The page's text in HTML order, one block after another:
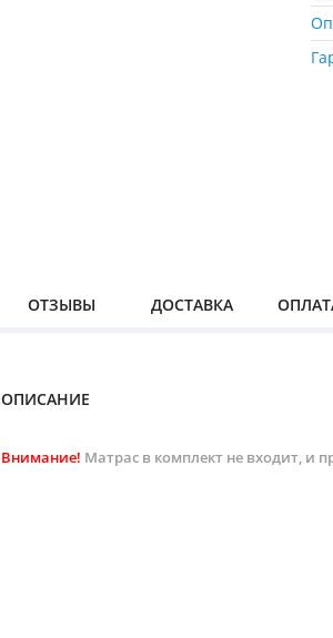
ОТЗЫВЫ ДОСТАВКА
ОПИСАНИЕ
Внимание! Матрас в комплект не входит, и